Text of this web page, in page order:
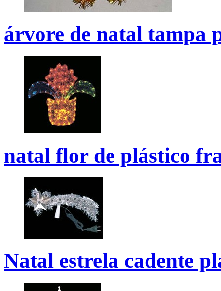
árvore de natal tampa
natal flor de plástico
Natal estrela cadente